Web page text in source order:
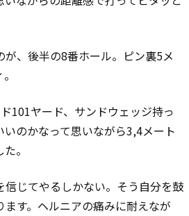
、後半の8番ホール。ピン裏5メ
101ヤード、サンドウェッジ持っ
のかなって思いながら3,4メート
。
じてやるしかない。 そう自分を鼓
す。ヘルニアの痛みに耐えなが